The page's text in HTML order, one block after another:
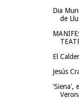
Dia
de
El
Jesús
'Siena',